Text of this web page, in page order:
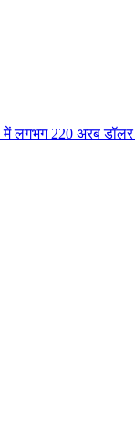
220 अरब